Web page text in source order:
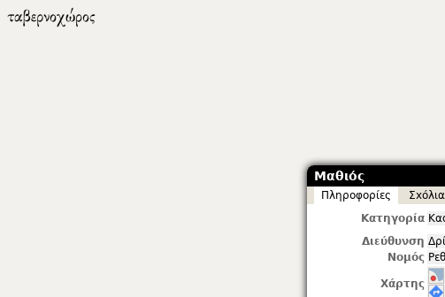
Μαθιός
Πληροφορίες
Κατηγορία
Διεύθυνση
Νομός
Χάρτης